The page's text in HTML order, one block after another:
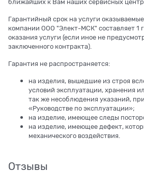
ближайших к Вам наших сервисных
Гарантийный срок на услуги
компании ООО "Элект-МСК" составляет 1
оказания услуги (если иное не
заключенного контракта).
Гарантия не распространяется:
на изделия, вышедшие из строя
условий эксплуатации, хранения
так же несоблюдения указаний,
«Руководстве по эксплуатации»;
на изделие, имеющее следы
на изделие, имеющее дефект,
механического воздействия.
Отзывы